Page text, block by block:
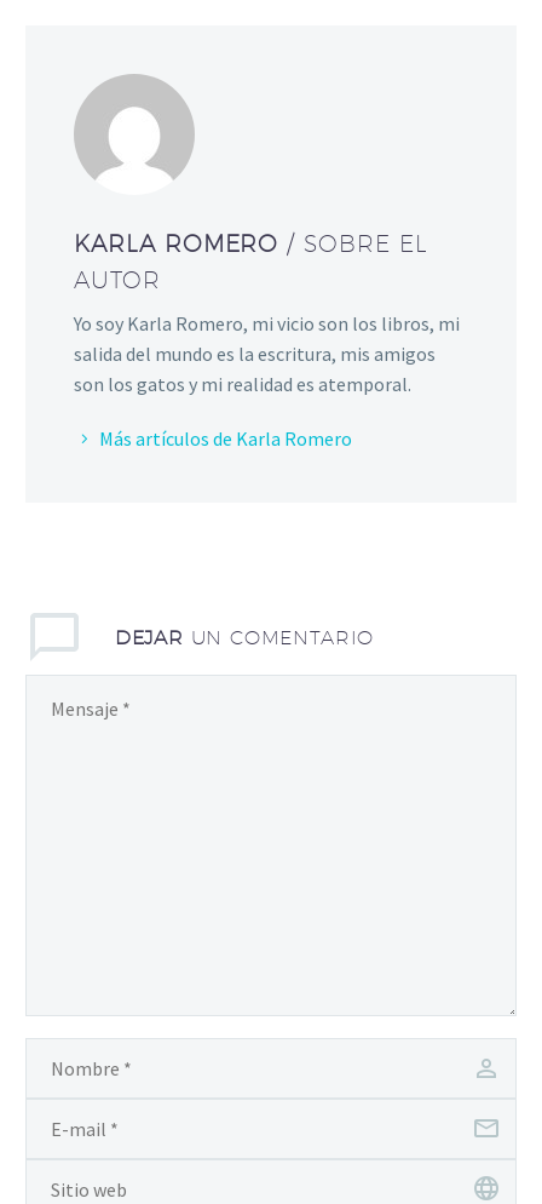
KARLA ROMERO / SOBRE EL
AUTOR
Yo soy Karla Romero, mi vicio son los libros, mi
salida del mundo es la escritura, mis amigos
son los gatos y mi realidad es atemporal.
Más artículos de Karla Romero
DEJAR UN COMENTARIO